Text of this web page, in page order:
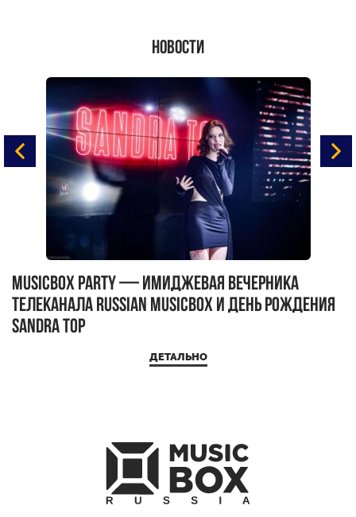
Новости
MUSICBOX PARTY — имиджевая вечерника
телеканала RUSSIAN MUSICBOX и день рождения
Sandra Top
ДЕТАЛЬНО